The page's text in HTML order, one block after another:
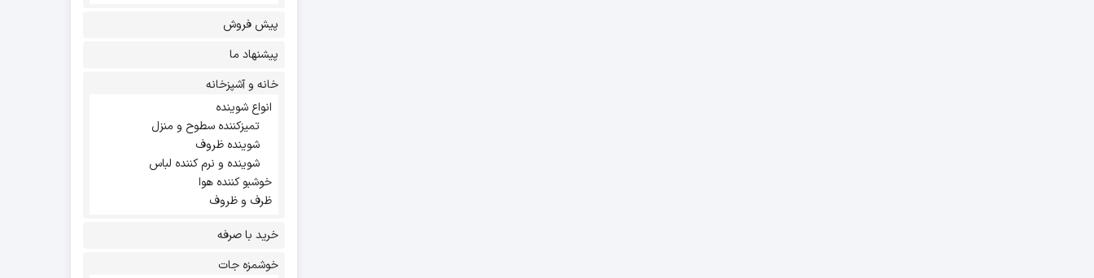
پیش فروش
پیشنهاد ما
خانه و آشپزخانه
انواع شوینده
تمیزکننده سطوح و منزل
شوینده ظروف
شوینده و نرم کننده لباس
خوشبو کننده هوا
ظرف و ظروف
خرید با صرفه
خوشمزه جات